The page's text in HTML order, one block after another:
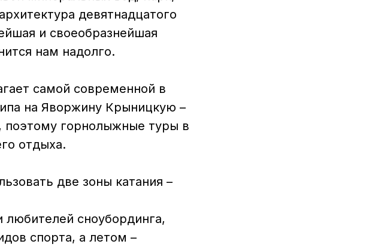
девятнадцатого
и своеобразнейшая
нам надолго.
самой современной в
на Яворжину Крыницкую –
поэтому горнолыжные туры в
отдыха.
две зоны катания –
сноубординга,
спорта, а летом –